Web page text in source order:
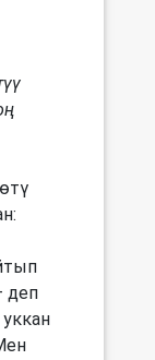
деп